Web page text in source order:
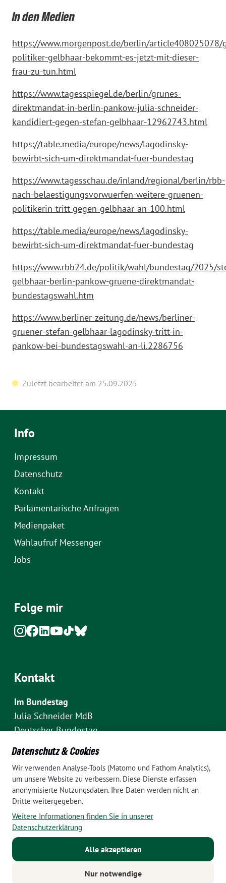
In den Medien
https://www.morgenpost.de/berlin/article408025078/
politiker-gelbhaar-bekommt-es-jetzt-mit-dieser-
frau-zu-tun.html
https://www.tagesspiegel.de/berlin/grunes-
direktmandat-in-berlin-pankow-julia-schneider-
kandidiert-gegen-stefan-gelbhaar-12962743.html
https://table.media/europe/news/lagodinsky-
bewirbt-sich-um-direktmandat-fuer-bundestag
https://www.tagesschau.de/inland/regional/berlin/rbb-
nach-belaestigungsvorwuerfen-weitere-gruenen-
politikerin-tritt-gegen-gelbhaar-an-100.html
https://table.media/europe/news/lagodinsky-
bewirbt-sich-um-direktmandat-fuer-bundestag
https://www.rbb24.de/politik/wahl/bundestag/2025/
gelbhaar-berlin-pankow-gruene-direktmandat-
bundestagswahl.htm
https://www.berliner-zeitung.de/news/berliner-
gruener-stefan-gelbhaar-lagodinsky-tritt-in-
pankow-bei-bundestagswahl-an-li.2286756
Zuletzt bearbeitet am 25.09.2025
Info
Impressum
Datenschutz
Kontakt
Parlamentarische Anfragen
Medienpaket
Wahlaufruf Messenger
Jobs
Folge mir
Kontakt
Im Bundestag
Julia Schneider MdB
Deutscher Bundestag
Fraktion Bündnis 90/Die Grünen
Platz der Republik 1
D-10111 Berlin
E-Mail: julia.schneider(at)bundestag.de
Telefon: +49 30 227 70907
Im Wahlkreis Pankow
Wahlkreisbüro Julia Schneider
10437 Berlin
Datenschutz & Cookies
Wir verwenden Analyse-Tools (Matomo und Fathom Analytics),
um unsere Website zu verbessern. Diese Dienste erfassen
anonymisierte Nutzungsdaten. Ihre Daten werden nicht an
Dritte weitergegeben.
Weitere Informationen finden Sie in unserer
Datenschutzerklärung
Alle akzeptieren
Nur notwendige